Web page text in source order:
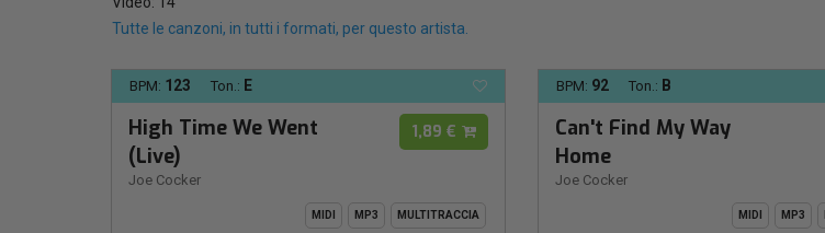
Tutte le canzoni, in tutti i formati, per questo artista.
BPM: 123 Ton.: E
High Time We Went
(Live)
Joe Cocker
1,89 €
MIDI MP3 MULTITRACCIA
BPM: 92 Ton.: B
Can't Find My Way
Home
Joe Cocker
MIDI MP3